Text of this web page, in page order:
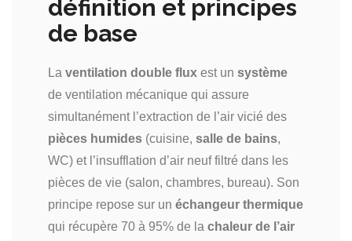
définition et principes
de base
La ventilation double flux est un système
de ventilation mécanique qui assure
simultanément l’extraction de l’air vicié des
pièces humides (cuisine, salle de bains,
WC) et l’insufflation d’air neuf filtré dans les
pièces de vie (salon, chambres, bureau). Son
principe repose sur un échangeur thermique
qui récupère 70 à 95% de la chaleur de l’air